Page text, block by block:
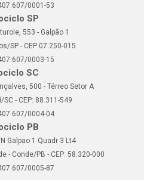
0001-53
SP
553 - Galpão 1
SP - CEP 07.250-015
0003-15
SC
500 - Térreo Setor A
- CEP: 88.311-549
0004-04
PB
Galpao 1 Quadr 3 Lt4
- Conde/PB - CEP: 58.320-000
0005-87